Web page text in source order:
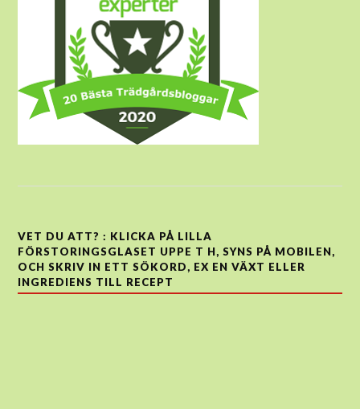
VET DU ATT? : KLICKA PÅ LILLA
FÖRSTORINGSGLASET UPPE T H, SYNS PÅ MOBILEN,
OCH SKRIV IN ETT SÖKORD, EX EN VÄXT ELLER
INGREDIENS TILL RECEPT